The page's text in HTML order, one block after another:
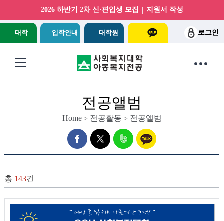
대학 입학안내 대학원
2026 하반기 2차 신·편입생 모집 | 지원서 작성
로그인
전공앨범
Home> 전공활동 > 전공앨범
총 143건